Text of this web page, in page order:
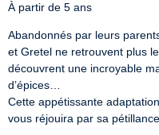
À partir de 5 ans
Abandonnés par leurs
et Gretel ne retrouvent plus
découvrent une incroyable
d’épices…
Cette appétissante
vous réjouira par sa